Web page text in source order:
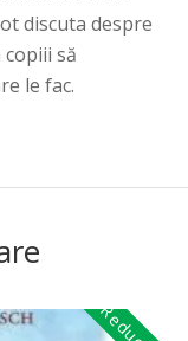
discuta despre
să
le fac.